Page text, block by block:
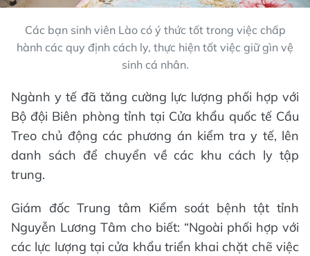
Các bạn sinh viên Lào có ý thức tốt trong việc chấp
hành các quy định cách ly, thực hiện tốt việc giữ gìn vệ
sinh cá nhân.
Ngành y tế đã tăng cường lực lượng phối hợp với
Bộ đội Biên phòng tỉnh tại Cửa khẩu quốc tế Cầu
Treo chủ động các phương án kiểm tra y tế, lên
danh sách để chuyển về các khu cách ly tập
trung.
Giám đốc Trung tâm Kiểm soát bệnh tật tỉnh
Nguyễn Lương Tâm cho biết: “Ngoài phối hợp với
các lực lượng tại cửa khẩu triển khai chặt chẽ việc